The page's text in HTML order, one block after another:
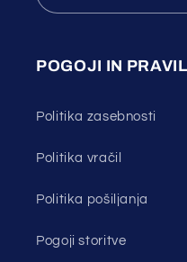
POGOJI IN
Politika zasebnosti
Politika vračil
Politika pošiljanja
Pogoji storitve